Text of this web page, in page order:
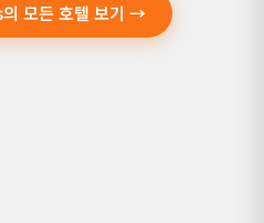
모든 호텔 보기 →